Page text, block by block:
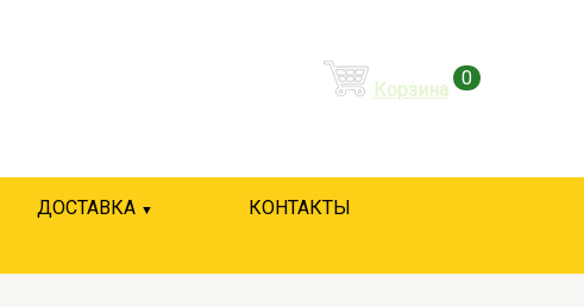
Корзина
0
ДОСТАВКА КОНТАКТЫ